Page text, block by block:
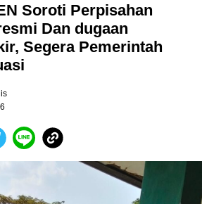
Soroti Perpisahan
Dan dugaan
Segera Pemerintah